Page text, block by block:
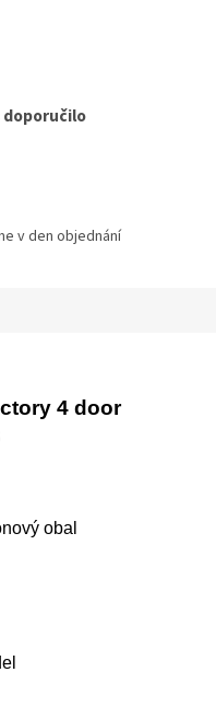
doporučilo
v den objednání
4 door
obal